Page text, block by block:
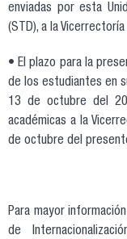
enviadas por esta
(STD), a la
• El plazo para la
de los estudiantes en
13 de octubre del
académicas a la
de octubre del
Para mayor
de